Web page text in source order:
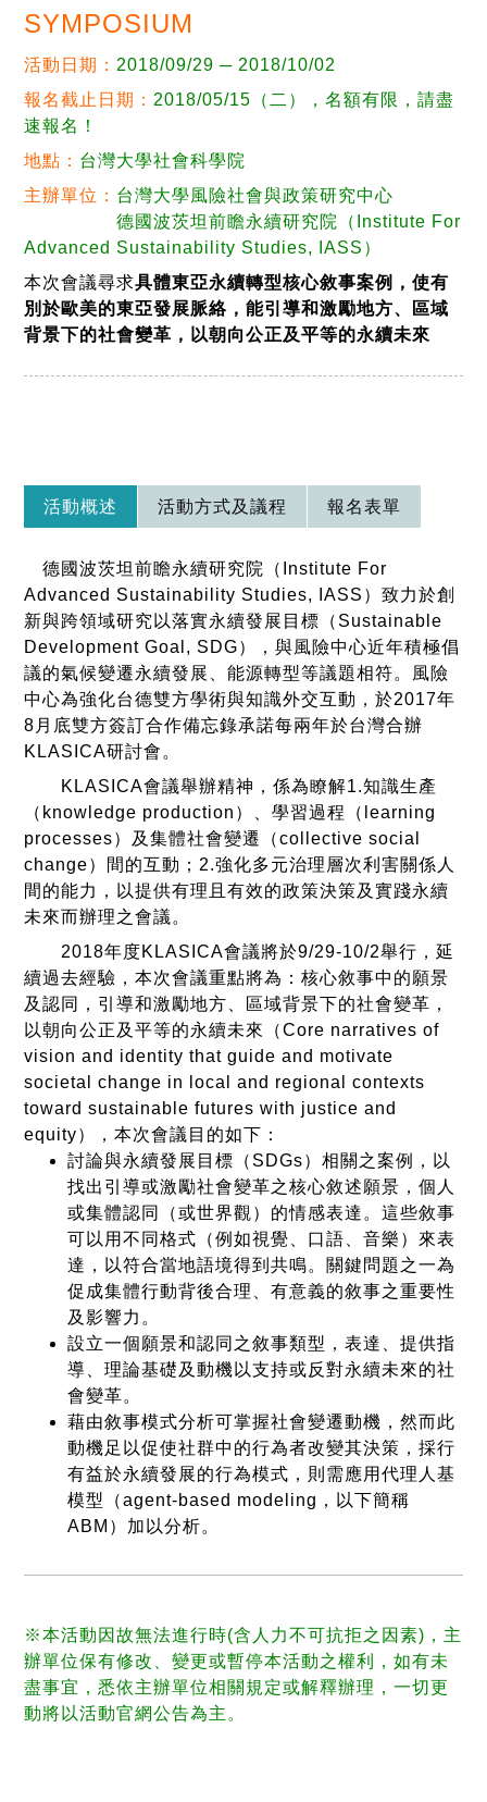
SYMPOSIUM
活動日期： 2018/09/29 ─ 2018/10/02
報名截止日期： 2018/05/15（二），名額有限，請盡
速報名！
地點： 台灣大學社會科學院
主辦單位： 台灣大學風險社會與政策研究中心
德國波茨坦前瞻永續研究院（Institute For
Advanced Sustainability Studies, IASS）
本次會議尋求具體東亞永續轉型核心敘事案例，使有
別於歐美的東亞發展脈絡，能引導和激勵地方、區域
背景下的社會變革，以朝向公正及平等的永續未來
活動概述 活動方式及議程 報名表單
德國波茨坦前瞻永續研究院（Institute For
Advanced Sustainability Studies, IASS）致力於創
新與跨領域研究以落實永續發展目標（Sustainable
Development Goal, SDG），與風險中心近年積極倡
議的氣候變遷永續發展、能源轉型等議題相符。風險
中心為強化台德雙方學術與知識外交互動，於2017年
8月底雙方簽訂合作備忘錄承諾每兩年於台灣合辦
KLASICA研討會。
KLASICA會議舉辦精神，係為瞭解1.知識生產
（knowledge production）、學習過程（learning
processes）及集體社會變遷（collective social
change）間的互動；2.強化多元治理層次利害關係人
間的能力，以提供有理且有效的政策決策及實踐永續
未來而辦理之會議。
2018年度KLASICA會議將於9/29-10/2舉行，延
續過去經驗，本次會議重點將為：核心敘事中的願景
及認同，引導和激勵地方、區域背景下的社會變革，
以朝向公正及平等的永續未來（Core narratives of
vision and identity that guide and motivate
societal change in local and regional contexts
toward sustainable futures with justice and
equity），本次會議目的如下：
討論與永續發展目標（SDGs）相關之案例，以
找出引導或激勵社會變革之核心敘述願景，個人
或集體認同（或世界觀）的情感表達。這些敘事
可以用不同格式（例如視覺、口語、音樂）來表
達，以符合當地語境得到共鳴。關鍵問題之一為
促成集體行動背後合理、有意義的敘事之重要性
及影響力。
設立一個願景和認同之敘事類型，表達、提供指
導、理論基礎及動機以支持或反對永續未來的社
會變革。
藉由敘事模式分析可掌握社會變遷動機，然而此
動機足以促使社群中的行為者改變其決策，採行
有益於永續發展的行為模式，則需應用代理人基
模型（agent-based modeling，以下簡稱
ABM）加以分析。
※本活動因故無法進行時(含人力不可抗拒之因素)，主
辦單位保有修改、變更或暫停本活動之權利，如有未
盡事宜，悉依主辦單位相關規定或解釋辦理，一切更
動將以活動官網公告為主。